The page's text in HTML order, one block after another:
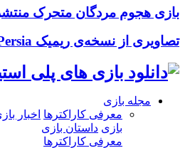
بازی هجوم مردگان متحرک
تصاویری از نسخه‌ی ریمیک Prince of Persia…
Facebook
Twitter
Instagram
Pinterest
Google
Youtube
مجله بازی
معرفی کاراکترها اخبار
بازی داستان بازی
معرفی کاراکترها